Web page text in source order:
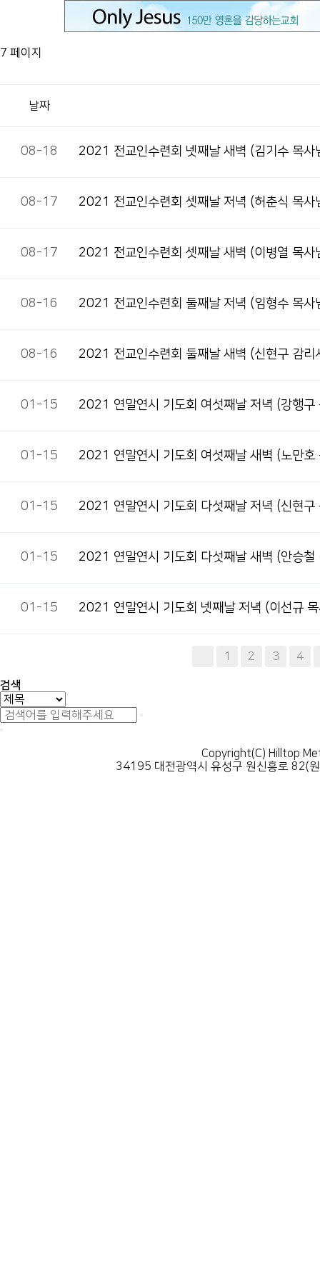
7 페이지
날짜
08-18 2021 전교인수련회 넷째날 새벽(김기수 목사
08-17 2021 전교인수련회 셋째날 저녁(허춘식 목사
08-17 2021 전교인수련회 셋째날 새벽(이병열 목사
08-16 2021 전교인수련회 둘째날 저녁(임형수 목사
08-16 2021 전교인수련회 둘째날 새벽(신현구 감리
01-15 2021 연말연시 기도회 여섯째날 저녁(강행구
01-15 2021 연말연시 기도회 여섯째날 새벽(노만호
01-15 2021 연말연시 기도회 다섯째날 저녁(신현구
01-15 2021 연말연시 기도회 다섯째날 새벽(안승철
01-15 2021 연말연시 기도회 넷째날 저녁(이선규
1 2 3 4
검색
Copyright(C) Hilltop
34195 대전광역시 유성구 원신흥로